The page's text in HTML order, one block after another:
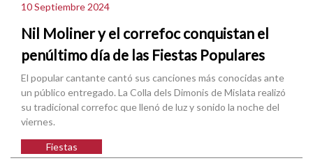
10 Septiembre 2024
Nil Moliner y el correfoc conquistan el
penúltimo día de las Fiestas Populares
El popular cantante cantó sus canciones más conocidas ante
un público entregado. La Colla dels Dimonis de Mislata realizó
su tradicional correfoc que llenó de luz y sonido la noche del
viernes.
Fiestas